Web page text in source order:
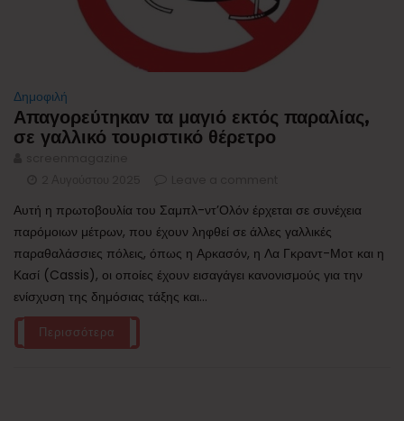
Δημοφιλή
Απαγορεύτηκαν τα μαγιό εκτός παραλίας,
σε γαλλικό τουριστικό θέρετρο
Αυτή η πρωτοβουλία του Σαμπλ-ντ’Ολόν έρχεται σε συνέχεια
παρόμοιων μέτρων, που έχουν ληφθεί σε άλλες γαλλικές
παραθαλάσσιες πόλεις, όπως η Αρκασόν, η Λα Γκραντ-Μοτ και η
Κασί (Cassis), οι οποίες έχουν εισαγάγει κανονισμούς για την
ενίσχυση της δημόσιας τάξης και...
Περισσότερα